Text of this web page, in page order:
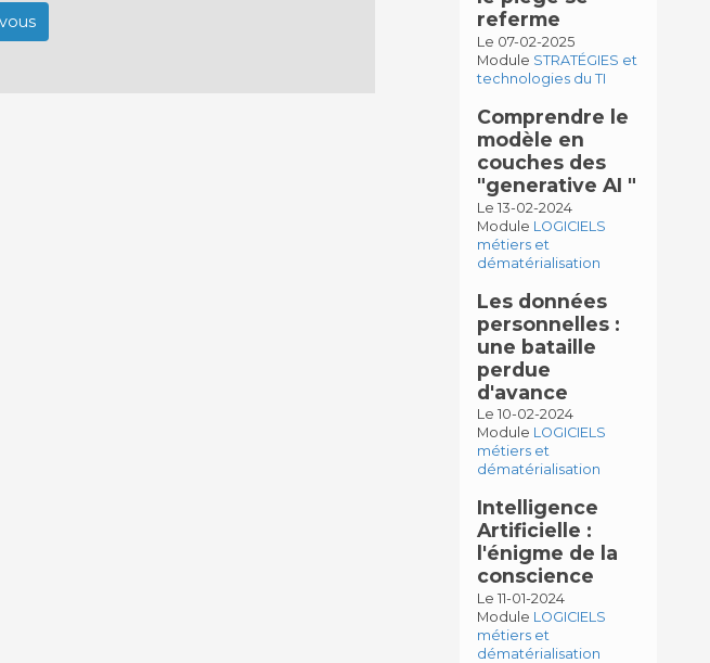
referme
Le 07-02-2025
Module STRATÉGIES et
technologies du TI
Comprendre le
modèle en
couches des
"generative AI "
Le 13-02-2024
Module LOGICIELS
métiers et
dématérialisation
Les données
personnelles :
une bataille
perdue
d'avance
Le 10-02-2024
Module LOGICIELS
métiers et
dématérialisation
Intelligence
Artificielle :
l'énigme de la
conscience
Le 11-01-2024
Module LOGICIELS
métiers et
dématérialisation